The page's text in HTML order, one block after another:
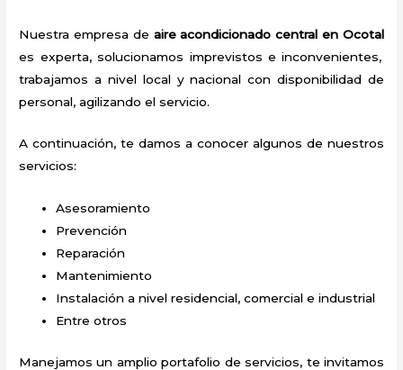
Nuestra empresa de aire acondicionado central en Ocotal
es experta, solucionamos imprevistos e inconvenientes,
trabajamos a nivel local y nacional con disponibilidad de
personal, agilizando el servicio.
A continuación, te damos a conocer algunos de nuestros
servicios:
Asesoramiento
Prevención
Reparación
Mantenimiento
Instalación a nivel residencial, comercial e industrial
Entre otros
Manejamos un amplio portafolio de servicios, te invitamos